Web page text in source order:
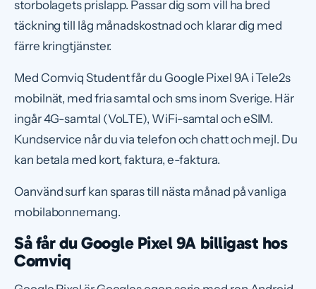
storbolagets prislapp. Passar dig som vill ha bred
täckning till låg månadskostnad och klarar dig med
färre kringtjänster.
Med Comviq Student får du Google Pixel 9A i Tele2s
mobilnät, med fria samtal och sms inom Sverige. Här
ingår 4G-samtal (VoLTE), WiFi-samtal och eSIM.
Kundservice når du via telefon och chatt och mejl. Du
kan betala med kort, faktura, e-faktura.
Oanvänd surf kan sparas till nästa månad på vanliga
mobilabonnemang.
Så får du Google Pixel 9A billigast hos
Comviq